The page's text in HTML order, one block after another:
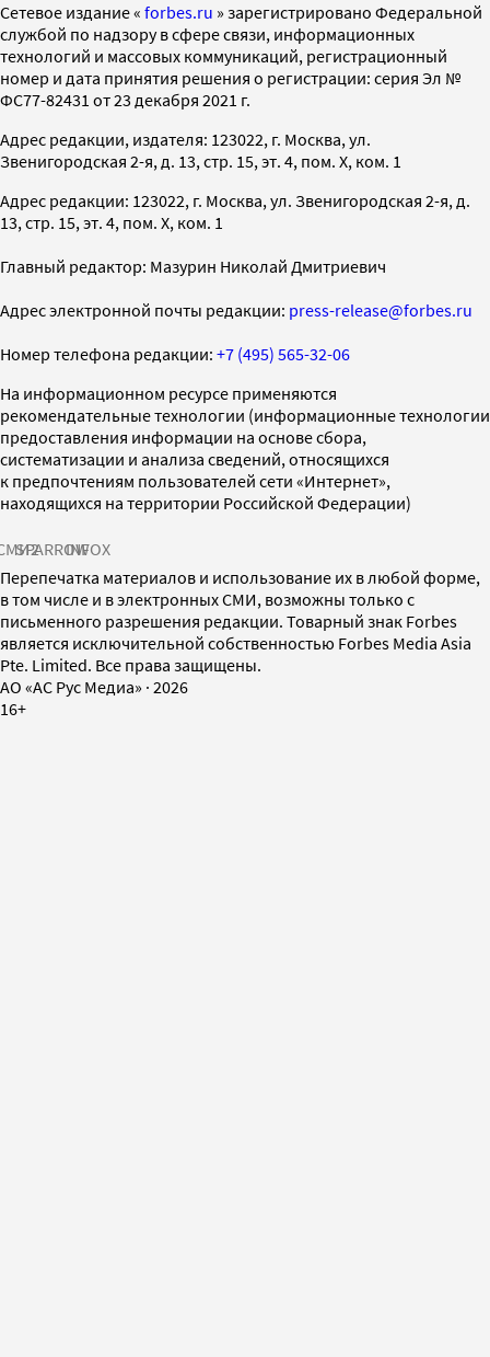
Cетевое издание « forbes.ru » зарегистрировано Федеральной
службой по надзору в сфере связи, информационных
технологий и массовых коммуникаций, регистрационный
номер и дата принятия решения о регистрации: серия Эл №
ФС77-82431 от 23 декабря 2021 г.
Адрес редакции, издателя: 123022, г. Москва, ул.
Звенигородская 2-я, д. 13, стр. 15, эт. 4, пом. X, ком. 1
Адрес редакции: 123022, г. Москва, ул. Звенигородская 2-я, д.
13, стр. 15, эт. 4, пом. X, ком. 1
Главный редактор: Мазурин Николай Дмитриевич
Адрес электронной почты редакции: press-release@forbes.ru
Номер телефона редакции: +7 (495) 565-32-06
На информационном ресурсе применяются
рекомендательные технологии (информационные технологии
предоставления информации на основе сбора,
систематизации и анализа сведений, относящихся
к предпочтениям пользователей сети «Интернет»,
находящихся на территории Российской Федерации)
SPARROWINFOX
Перепечатка материалов и использование их в любой форме,
в том числе и в электронных СМИ, возможны только с
письменного разрешения редакции. Товарный знак Forbes
является исключительной собственностью Forbes Media Asia
Pte. Limited. Все права защищены.
AO «АС Рус Медиа» · 2026
16+